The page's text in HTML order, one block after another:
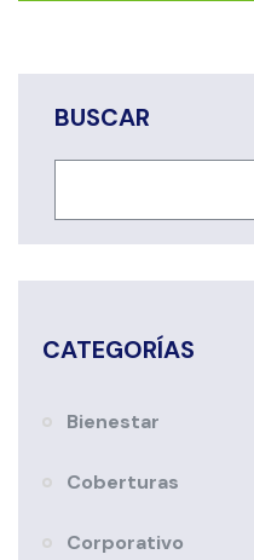
BUSCAR
CATEGORÍAS
Bienestar
Coberturas
Corporativo